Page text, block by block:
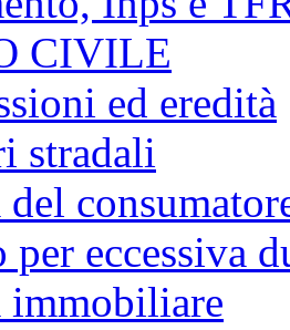
CIVILE
ed eredità
stradali
per eccessiva
immobiliare